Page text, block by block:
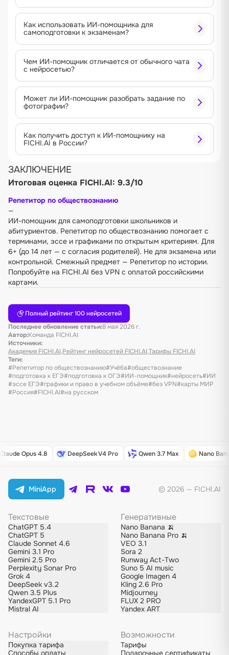
Как использовать ИИ-помощника для
самоподготовки к экзаменам?
Чем ИИ-помощник отличается от обычного чата
с нейросетью?
Может ли ИИ-помощник разобрать задание по
фотографии?
Как получить доступ к ИИ-помощнику на
FICHI.AI в России?
ЗАКЛЮЧЕНИЕ
Итоговая оценка FICHI.AI: 9.3/10
Репетитор по обществознанию
—
ИИ-помощник для самоподготовки школьников и
абитуриентов. Репетитор по обществознанию помогает с
терминами, эссе и графиками по открытым критериям. Для
6+ (до 14 лет — с согласия родителей). Не для экзамена или
контрольной. Смежный предмет — Репетитор по истории.
Попробуйте на FICHI.AI без VPN с оплатой российскими
картами.
Полный рейтинг 100 нейросетей
Последнее обновление статьи:8 мая 2026 г.
Автор:Команда FICHI.AI
Источники:
Академия FICHI.AI,Рейтинг нейросетей FICHI.AI,Тарифы FICHI.AI
Теги:
#Репетитор по обществознанию#Учёба#обществознание
#подготовка к ЕГЭ#подготовка к ОГЭ#ИИ-помощник#нейросеть#ИИ
#эссе ЕГЭ#графики и право в учебном объёме#без VPN#карты МИР
#Россия#FICHI.AI#на русском
DeepSeek V4 Pro Qwen 3.7 Max Nano Banana Pro
MiniApp © 2026 — FICHI.AI
Текстовые
ChatGPT 5.4
ChatGPT 5
Claude Sonnet 4.6
Gemini 3.1 Pro
Gemini 2.5 Pro
Perplexity Sonar Pro
Grok 4
DeepSeek v3.2
Qwen 3.5 Plus
YandexGPT 5.1 Pro
Mistral AI
Генеративные
Nano Banana 🍌
Nano Banana Pro 🍌
VEO 3.1
Sora 2
Runway Act-Two
Suno 5 AI music
Google Imagen 4
Kling 2.6 Pro
Midjourney
FLUX 2 PRO
Yandex ART
Настройки
Покупка тарифа
Способы оплаты
Возможности
Тарифы
Подарочные сертификаты